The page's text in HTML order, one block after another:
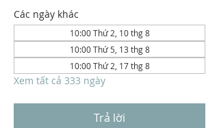
Các ngày khác
10:00 Thứ 2, 10 thg 8
10:00 Thứ 5, 13 thg 8
10:00 Thứ 2, 17 thg 8
Xem tất cả 333 ngày
Trả lời